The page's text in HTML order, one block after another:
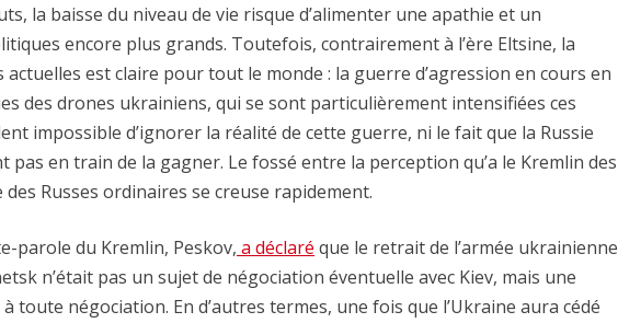
la baisse du niveau de vie risque d’alimenter une apathie et un
encore plus grands. Toutefois, contrairement à l’ère Eltsine, la
actuelles est claire pour tout le monde : la guerre d’agression en cours en
des drones ukrainiens, qui se sont particulièrement intensifiées ces
impossible d’ignorer la réalité de cette guerre, ni le fait que la Russie
pas en train de la gagner. Le fossé entre la perception qu’a le Kremlin des
Russes ordinaires se creuse rapidement.
parole du Kremlin, Peskov, a déclaré que le retrait de l’armée ukrainienne
n’était pas un sujet de négociation éventuelle avec Kiev, mais une
toute négociation. En d’autres termes, une fois que l’Ukraine aura cédé